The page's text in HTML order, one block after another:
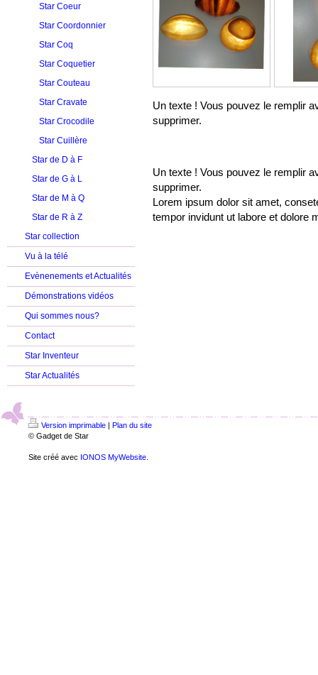
Star Coeur
Star Coordonnier
Star Coq
Star Coquetier
Star Couteau
Star Cravate
Star Crocodile
Star Cuillère
Star de D à F
Star de G à L
Star de M à Q
Star de R à Z
Star collection
Vu à la télé
Evènenements et Actualités
Démonstrations vidéos
Qui sommes nous?
Contact
Star Inventeur
Star Actualités
Un texte ! Vous pouvez le remplir
supprimer.
Un texte ! Vous pouvez le remplir
supprimer.
Lorem ipsum dolor sit amet,
tempor invidunt ut labore et dolore
Version imprimable | Plan du site
© Gadget de Star
Site créé avec IONOS MyWebsite